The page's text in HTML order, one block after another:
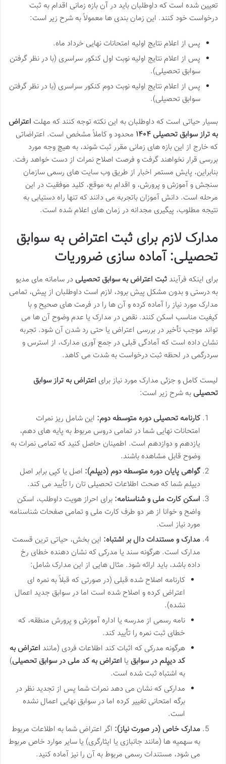
تعیین شده است که داوطلبان باید در آن بازه زمانی اقدام به ثبت
درخواست خود کنند. این زمان بندی ها معمولاً به شرح زیر است:
پس از اعلام نتایج اولیه امتحانات نهایی خرداد ماه.
پس از اعلام نتایج اولیه نوبت اول کنکور سراسری (با در نظر گرفتن
سوابق تحصیلی).
پس از اعلام نتایج اولیه نوبت دوم کنکور سراسری (با در نظر گرفتن
سوابق تحصیلی).
بسیار حیاتی است که داوطلبان به این نکته توجه کنند که مهلت اعتراض
به تراز سوابق تحصیلی ۱۴۰۴
محدود و کاملاً مشخص است. اعتراضاتی
که خارج از این بازه های زمانی مقرر ثبت شوند، به هیچ وجه مورد
بررسی قرار نخواهند گرفت و فرصت اصلاح نمرات از دست خواهد رفت.
بنابراین، پایش مستمر اخبار از طریق وب سایت های رسمی سازمان
سنجش و آموزش و پرورش، و اقدام به موقع، کلید موفقیت در این
مرحله است. دانش آموزان باتجربه می دانند که تنها راه دستیابی به
نتیجه مطلوب، پیگیری مجدانه در زمان های اعلام شده است.
مدارک لازم برای ثبت اعتراض به سوابق
تحصیلی: آماده سازی ضروریات
برای اینکه فرآیند ثبت اعتراض به سوابق تحصیلی در سامانه مای مدیو
به درستی و بدون مشکل پیش برود، لازم است داوطلبان از پیش، تمامی
مدارک مورد نیاز را آماده کرده و آن ها را در فرمت های صحیح و با
کیفیت مناسب اسکن کنند. نقص در مدارک یا عدم وضوح آن ها می
تواند موجب تأخیر در بررسی اعتراض یا حتی رد شدن آن شود. تجربه
نشان داده است که آمادگی قبلی در جمع آوری مدارک، از استرس و
سردرگمی در لحظه ثبت درخواست به شدت می کاهد.
لیست کامل و جزئی مدارک مورد نیاز برای اعتراض به تراز سوابق
تحصیلی به شرح زیر است:
کارنامه تحصیلی دوره متوسطه دوم: این شامل ریز نمرات
امتحانات نهایی شما در تمامی دروس مربوط به پایه های دهم،
یازدهم و دوازدهم است. اطمینان حاصل کنید که تمامی نمرات به
وضوح قابل مشاهده باشند.
گواهی پایان دوره متوسطه دوم (دیپلم): اصل یا کپی برابر اصل
دیپلم شما که صحت اطلاعات تحصیلی تان را تأیید می کند.
اسکن کارت ملی و شناسنامه: برای احراز هویت داوطلب، اسکن
واضح و خوانا از هر دو طرف کارت ملی و تمامی صفحات شناسنامه
مورد نیاز است.
مدارک و مستندات دال بر اشتباه: این بخش، حیاتی ترین قسمت
مدارک است. هرگونه سند یا مدرکی که نشان دهنده خطای رخ
داده باشد، باید ارائه شود. مثال هایی از این مدارک شامل:
کارنامه اصلاح شده قبلی (در صورتی که قبلاً به نمره ای
اعتراض کرده و اصلاح شده است اما در سوابق جدید اعمال
نشده).
نامه رسمی از مدرسه یا اداره آموزش و پرورش منطقه، که
خطای ثبت نمره را تأیید کند.
هرگونه مدرکی که اثبات کند اطلاعات فردی (مانند اعتراض به
کد دیپلم در سوابق یا اعتراض به کد ملی در سوابق تحصیلی)
به اشتباه ثبت شده است.
مدارکی که نشان می دهد نمرات شما پس از تجدید نظر در
برگه امتحانی تغییر کرده اما در سوابق نهایی اعمال نشده
است.
مدارک خاص (در صورت نیاز): اگر اعتراض شما به اطلاعات مربوط
به سهمیه ها (مانند جانبازی یا ایثارگری) یا سایر موارد خاص مربوط
می شود، مستندات رسمی مربوط به آن را نیز آماده کنید.